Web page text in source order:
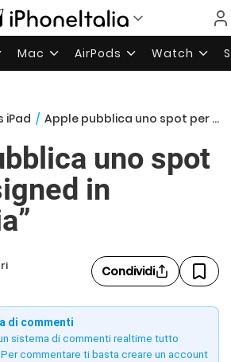
Mac AirPods Watch
iPad / Apple pubblica uno spot per “Designed in California”
uno spot
in
Condividi
di commenti
sistema di commenti realtime tutto
commentare ti basta creare un account